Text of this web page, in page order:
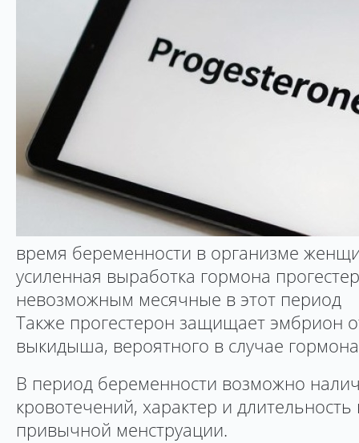
время беременности в организме
усиленная выработка гормона
невозможным месячные в этот период
Также прогестерон защищает эмбрион
выкидыша, вероятного в случае
В период беременности возможно
кровотечений, характер и
привычной менструации.